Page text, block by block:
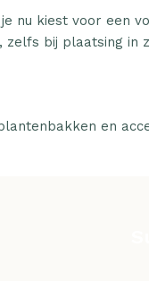
nu kiest voor een
bij plaatsing in
en